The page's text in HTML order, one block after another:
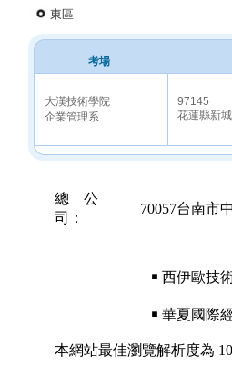
東區
考場
大漢技術學院
企業管理系
97145
花蓮縣新
總 公
司：
70057台南市
￭ 西伊歐技
￭ 華夏國際
本網站最佳瀏覽解析度為